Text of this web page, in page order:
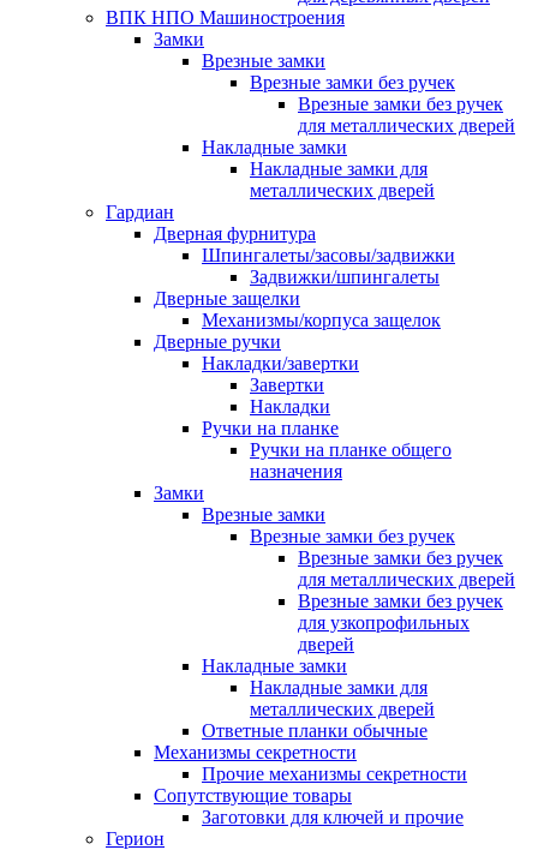
ВПК НПО Машиностроения
Замки
Врезные замки
Врезные замки без ручек
Врезные замки без ручек
для металлических дверей
Накладные замки
Накладные замки для
металлических дверей
Гардиан
Дверная фурнитура
Шпингалеты/засовы/задвижки
Задвижки/шпингалеты
Дверные защелки
Механизмы/корпуса защелок
Дверные ручки
Накладки/завертки
Завертки
Накладки
Ручки на планке
Ручки на планке общего
назначения
Замки
Врезные замки
Врезные замки без ручек
Врезные замки без ручек
для металлических дверей
Врезные замки без ручек
для узкопрофильных
дверей
Накладные замки
Накладные замки для
металлических дверей
Ответные планки обычные
Механизмы секретности
Прочие механизмы секретности
Сопутствующие товары
Заготовки для ключей и прочие
Герион